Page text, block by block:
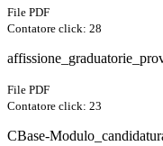
File PDF
Contatore click: 28
File PDF
Contatore click: 23
CBase-